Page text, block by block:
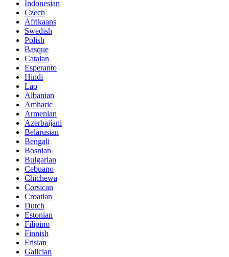
Indonesian
Czech
Afrikaans
Swedish
Polish
Basque
Catalan
Esperanto
Hindi
Lao
Albanian
Amharic
Armenian
Azerbaijani
Belarusian
Bengali
Bosnian
Bulgarian
Cebuano
Chichewa
Corsican
Croatian
Dutch
Estonian
Filipino
Finnish
Frisian
Galician